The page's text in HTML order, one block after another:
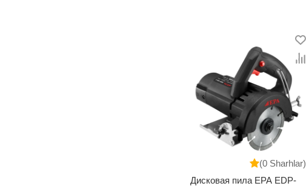
(0 Sharhlar)
Дисковая пила EPA EDP-